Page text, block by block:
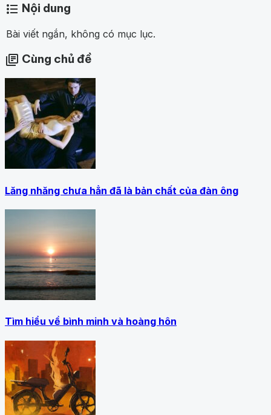
format_list_bulleted Nội dung
Bài viết ngắn, không có mục lục.
library_books Cùng chủ đề
Lăng nhăng chưa hẳn đã là bản chất của đàn ông
Tìm hiểu về bình minh và hoàng hôn